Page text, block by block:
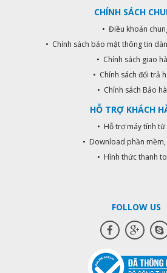
nghệ Hàn
LẮP ĐẶT
- Bảo
CHÍNH SÁCH
• Điều khoản
• Chính sách bảo mật thông tin
• Chính sách giao
• Chính sách đổi trả
• Chính sách Bảo
HỖ TRỢ KHÁCH
• Hỗ trợ máy tính từ
• Download phần
• Hình thức thanh
FOLLOW US